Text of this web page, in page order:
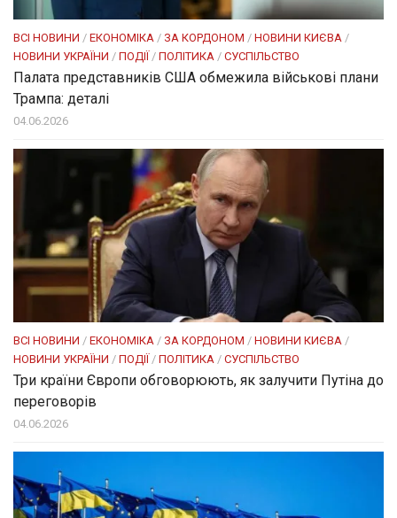
ВСІ НОВИНИ / ЕКОНОМІКА / ЗА КОРДОНОМ / НОВИНИ КИЄВА /
НОВИНИ УКРАЇНИ / ПОДІЇ/ ПОЛІТИКА / СУСПІЛЬСТВО
Палата представників США обмежила військові плани
Трампа: деталі
04.06.2026
ВСІ НОВИНИ / ЕКОНОМІКА / ЗА КОРДОНОМ / НОВИНИ КИЄВА /
НОВИНИ УКРАЇНИ / ПОДІЇ / ПОЛІТИКА / СУСПІЛЬСТВО
Три країни Європи обговорюють, як залучити Путіна до
переговорів
04.06.2026